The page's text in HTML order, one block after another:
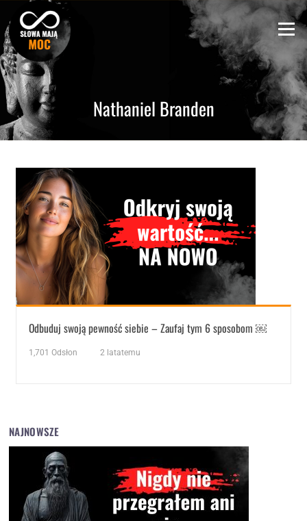
content
Menu
Nathaniel Branden
Odbuduj swoją pewność siebie – Zaufaj tym 6 sposobom ￼
1,701 Odsłon 2 latatemu
NAJNOWSZE